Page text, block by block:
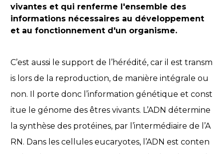
vivantes et qui renferme l'ensemble des
informations nécessaires au développement
et au fonctionnement d'un organisme.
C’est aussi le support de l’hérédité, car il est transm
is lors de la reproduction, de manière intégrale ou
non. Il porte donc l’information génétique et const
itue le génome des êtres vivants. L’ADN détermine
la synthèse des protéines, par l’intermédiaire de l’A
RN. Dans les cellules eucaryotes, l’ADN est conten